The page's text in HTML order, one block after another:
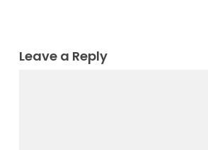
Leave a Reply